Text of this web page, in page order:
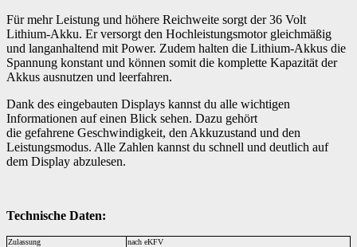
Für mehr Leistung und höhere Reichweite sorgt der 36 Volt
Lithium-Akku. Er versorgt den Hochleistungsmotor gleichmäßig
und langanhaltend mit Power. Zudem halten die Lithium-Akkus die
Spannung konstant und können somit die komplette Kapazität der
Akkus ausnutzen und leerfahren.
Dank des eingebauten Displays kannst du alle wichtigen
Informationen auf einen Blick sehen. Dazu gehört
die gefahrene Geschwindigkeit, den Akkuzustand und den
Leistungsmodus. Alle Zahlen kannst du schnell und deutlich auf
dem Display abzulesen.
Technische Daten:
Zulassung
nach eKFV